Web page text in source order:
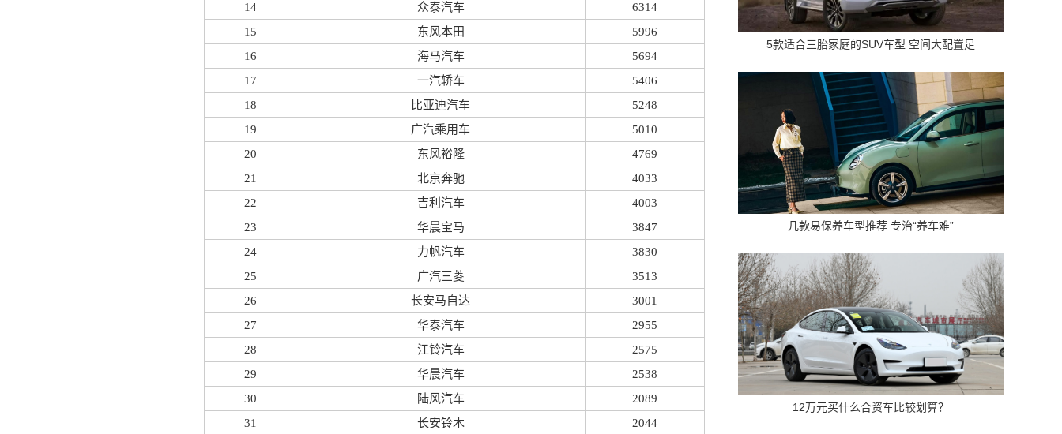
14
众泰汽车
6314
15
东风本田
5996
16
海马汽车
5694
17
一汽轿车
5406
18
比亚迪汽车
5248
19
广汽乘用车
5010
20
东风裕隆
4769
21
北京奔驰
4033
22
吉利汽车
4003
23
华晨宝马
3847
24
力帆汽车
3830
25
广汽三菱
3513
26
长安马自达
3001
27
华泰汽车
2955
28
江铃汽车
2575
29
华晨汽车
2538
30
陆风汽车
2089
31
长安铃木 2044
5款适合三胎家庭的SUV车型 空间大配置足
几款易保养车型推荐 专治“养车难”
12万元买什么合资车比较划算？